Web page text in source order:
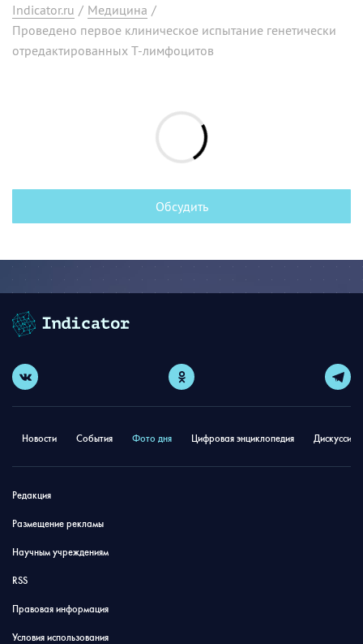
Indicator.ru / Медицина /
Проведено первое клиническое испытание генетически
отредактированных T-лимфоцитов
Обсудить
Новости События Фото дня Цифровая энциклопедия
Редакция
Размещение рекламы
Научным учреждениям
RSS
Правовая информация
Условия использования